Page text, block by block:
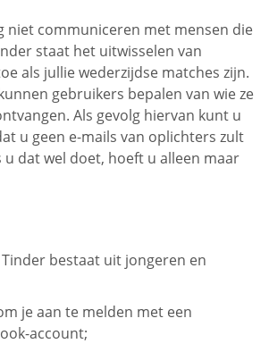
niet communiceren met mensen die
staat het uitwisselen van
als jullie wederzijdse matches zijn.
gebruikers bepalen van wie ze
Als gevolg hiervan kunt u
u geen e-mails van oplichters zult
u dat wel doet, hoeft u alleen maar
bestaat uit jongeren en
je aan te melden met een
account;